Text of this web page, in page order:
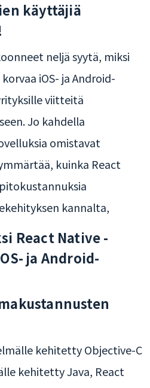
käyttäjiä
neljä syytä, miksi
iOS- ja Android-
viitteitä
Jo kahdella
omistavat
kuinka React
kannalta,
React Native -
ja Android-
kehitetty Objective-C
kehitetty Java, React